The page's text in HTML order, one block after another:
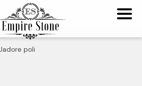
poli